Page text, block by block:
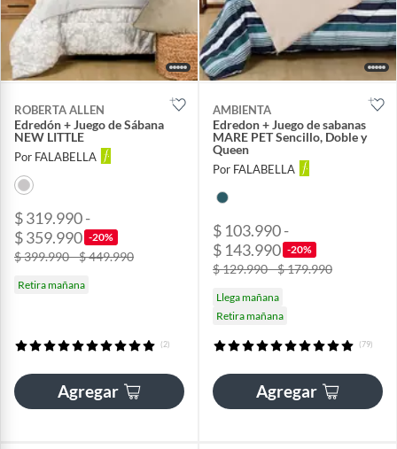
ROBERTA ALLEN
Edredón + Juego de Sábana
NEW LITTLE
Por FALABELLA
$ 319.990 -
$ 359.990 -20%
$ 399.990 - $ 449.990
Retira mañana
(2)
Agregar
AMBIENTA
Edredon + Juego de sabanas
MARE PET Sencillo, Doble y
Queen
Por FALABELLA
$ 103.990 -
$ 143.990 -20%
$ 129.990 - $ 179.990
Llega mañana
Retira mañana
(79)
Agregar